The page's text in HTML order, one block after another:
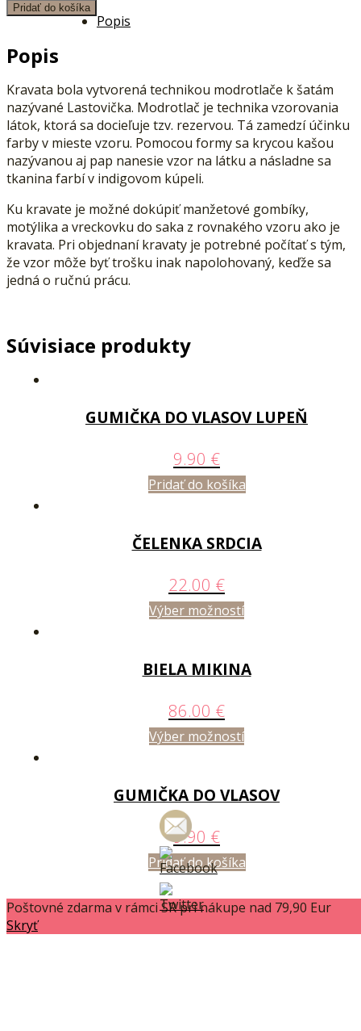
Pridať do košíka
Popis
Popis
Kravata bola vytvorená technikou modrotlače k šatám
nazývané Lastovička. Modrotlač je technika vzorovania
látok, ktorá sa docieľuje tzv. rezervou. Tá zamedzí účinku
farby v mieste vzoru. Pomocou formy sa krycou kašou
nazývanou aj pap nanesie vzor na látku a násladne sa
tkanina farbí v indigovom kúpeli.
Ku kravate je možné dokúpiť manžetové gombíky,
motýlika a vreckovku do saka z rovnakého vzoru ako je
kravata. Pri objednaní kravaty je potrebné počítať s tým,
že vzor môže byť trošku inak napolohovaný, keďže sa
jedná o ručnú prácu.
Súvisiace produkty
GUMIČKA DO VLASOV LUPEŇ
9.90 €
Pridať do košíka
ČELENKA SRDCIA
22.00 €
Výber možností
BIELA MIKINA
86.00 €
Výber možností
GUMIČKA DO VLASOV
9.90 €
Pridať do košíka
Poštovné zdarma v rámci SR pri nákupe nad 79,90 Eur
Skryť